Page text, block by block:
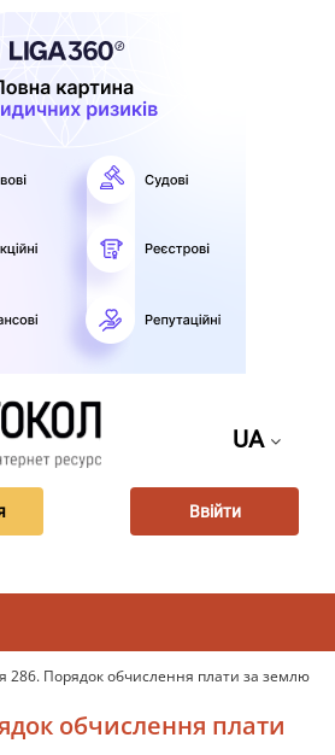
UA
Ввійти
286. Порядок обчислення плати за землю
обчислення плати